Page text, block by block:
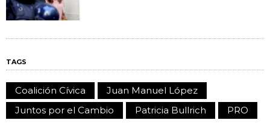
TAGS
Coalición Cívica
Juan Manuel López
Juntos por el Cambio
Patricia Bullrich PRO